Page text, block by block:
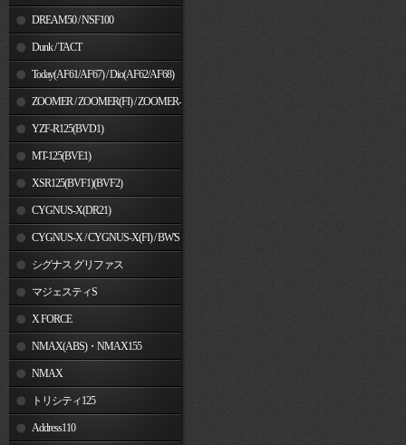
DREAM50 / NSF100
Dunk / TACT
Today(AF61/AF67) / Dio(AF62/AF68)
ZOOMER / ZOOMER(FI) / ZOOMER-
YZF-R125(BVD1)
MT-125(BVE1)
XSR125(BVF1)(BVF2)
CYGNUS-X(DR21)
CYGNUS-X / CYGNUS-X(FI) / BW'S
125 シグナス グリファス
マジェスティS
X FORCE
NMAX(ABS)・NMAX155
NMAX
トリシティ125
Address110